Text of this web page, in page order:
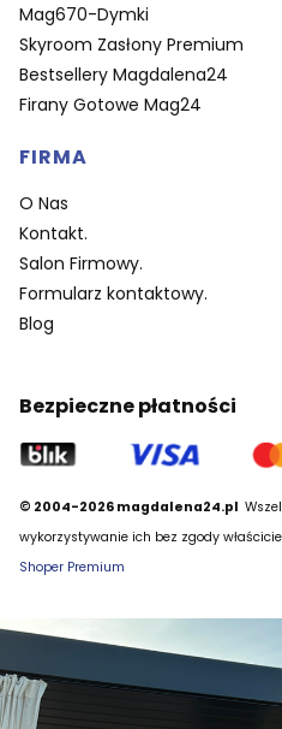
Mag670-Dymki
Skyroom Zasłony Premium
Bestsellery Magdalena24
Firany Gotowe Mag24
FIRMA
O Nas
Kontakt.
Salon Firmowy.
Formularz kontaktowy.
Blog
Bezpieczne płatności
© 2004-2026 magdalena24.pl
wykorzystywanie ich bez zgody
Shoper Premium